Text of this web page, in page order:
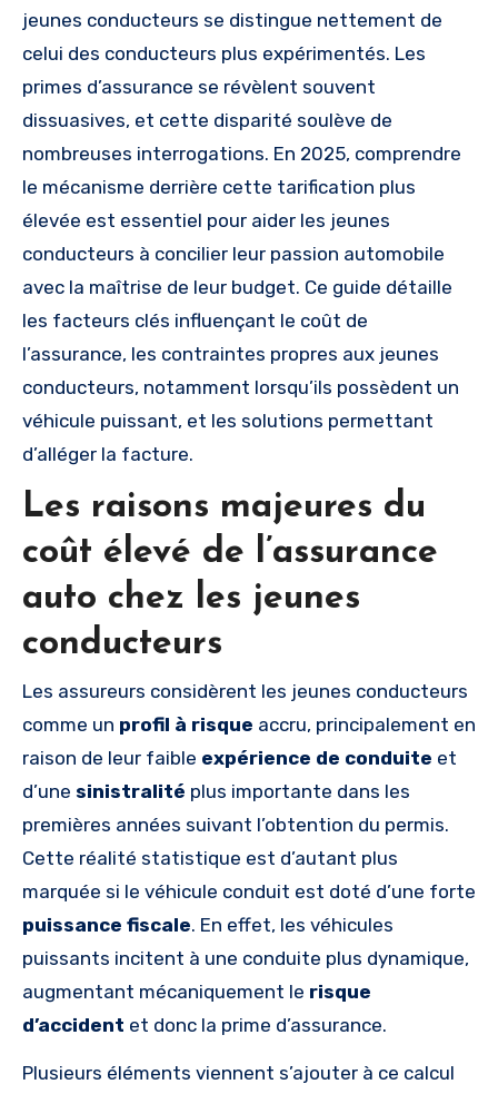
jeunes conducteurs se distingue nettement de
celui des conducteurs plus expérimentés. Les
primes d’assurance se révèlent souvent
dissuasives, et cette disparité soulève de
nombreuses interrogations. En 2025, comprendre
le mécanisme derrière cette tarification plus
élevée est essentiel pour aider les jeunes
conducteurs à concilier leur passion automobile
avec la maîtrise de leur budget. Ce guide détaille
les facteurs clés influençant le coût de
l’assurance, les contraintes propres aux jeunes
conducteurs, notamment lorsqu’ils possèdent un
véhicule puissant, et les solutions permettant
d’alléger la facture.
Les raisons majeures du
coût élevé de l’assurance
auto chez les jeunes
conducteurs
Les assureurs considèrent les jeunes conducteurs
comme un profil à risque accru, principalement en
raison de leur faible expérience de conduite et
d’une sinistralité plus importante dans les
premières années suivant l’obtention du permis.
Cette réalité statistique est d’autant plus
marquée si le véhicule conduit est doté d’une forte
puissance fiscale. En effet, les véhicules
puissants incitent à une conduite plus dynamique,
augmentant mécaniquement le risque
d’accident et donc la prime d’assurance.
Plusieurs éléments viennent s’ajouter à ce calcul